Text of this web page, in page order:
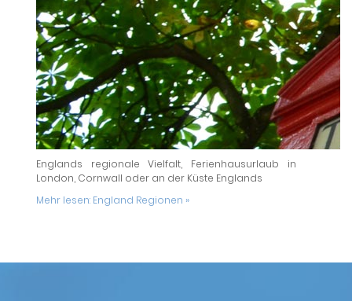
Englands regionale Vielfalt, Ferienhausurlaub in
London, Cornwall oder an der Küste Englands
Mehr lesen: England Regionen »